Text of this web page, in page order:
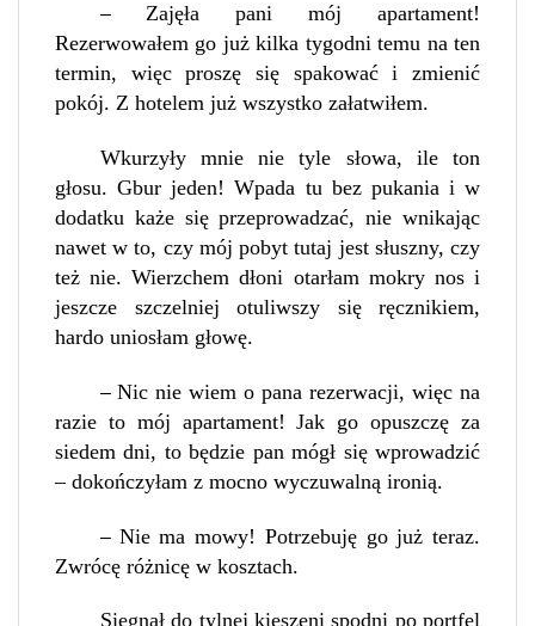
– Zajęła pani mój apartament!
Rezerwowałem go już kilka tygodni temu na ten
termin, więc proszę się spakować i zmienić
pokój. Z hotelem już wszystko załatwiłem.
Wkurzyły mnie nie tyle słowa, ile ton
głosu. Gbur jeden! Wpada tu bez pukania i w
dodatku każe się przeprowadzać, nie wnikając
nawet w to, czy mój pobyt tutaj jest słuszny, czy
też nie. Wierzchem dłoni otarłam mokry nos i
jeszcze szczelniej otuliwszy się ręcznikiem,
hardo uniosłam głowę.
– Nic nie wiem o pana rezerwacji, więc na
razie to mój apartament! Jak go opuszczę za
siedem dni, to będzie pan mógł się wprowadzić
– dokończyłam z mocno wyczuwalną ironią.
– Nie ma mowy! Potrzebuję go już teraz.
Zwrócę różnicę w kosztach.
Sięgnął do tylnej kieszeni spodni po portfel